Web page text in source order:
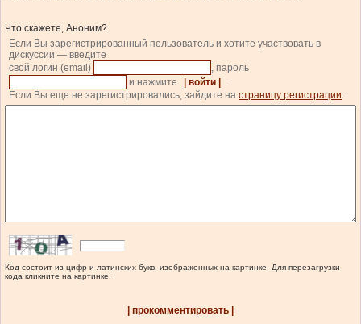
Что скажете, Аноним?
Если Вы зарегистрированный пользователь и хотите участвовать в
дискуссии — введите
свой логин (email)
, пароль
и нажмите
| войти |
.
Если Вы еще не зарегистрировались, зайдите на страницу регистрации.
Код состоит из цифр и латинских букв, изображенных на картинке. Для перезагрузки
кода кликните на картинке.
| прокомментировать |